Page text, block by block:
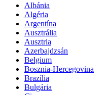
Albánia
Algéria
Argentína
Ausztrália
Ausztria
Azerbajdzsán
Belgium
Bosznia-Hercegovina
Brazília
Bulgária